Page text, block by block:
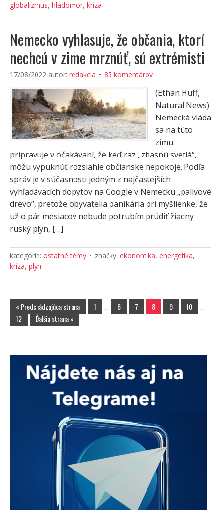
globalizmus, hladomor, kríza
Nemecko vyhlasuje, že občania, ktorí
nechcú v zime mrznúť, sú extrémisti
17/08/2022 autor: redakcia 85 komentárov
(Ethan Huff,
Natural News)
Nemecká vláda
sa na túto
zimu
pripravuje v očakávaní, že keď raz „zhasnú svetlá“,
môžu vypuknúť rozsiahle občianske nepokoje. Podľa
správ je v súčasnosti jedným z najčastejších
vyhľadávacích dopytov na Google v Nemecku „palivové
drevo“, pretože obyvatelia panikária pri myšlienke, že
už o pár mesiacov nebude potrubím prúdiť žiadny
ruský plyn, […]
kategórie: ostatné témy značky: ekonomika, energetika,
kríza, plyn
« Predchádzajúca strana 1 … 6 7 8 9 10 …
12 Ďalšia strana »